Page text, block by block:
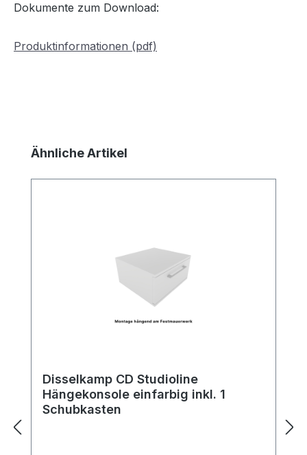
Dokumente zum Download:
Produktinformationen (pdf)
Produktgalerie überspringen
Ähnliche Artikel
Disselkamp CD Studioline
Hängekonsole einfarbig inkl. 1
Schubkasten